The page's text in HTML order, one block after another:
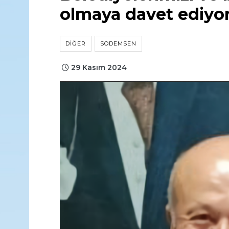
olmaya davet
DIĞER SODEMSEN
29 Kasım 2024